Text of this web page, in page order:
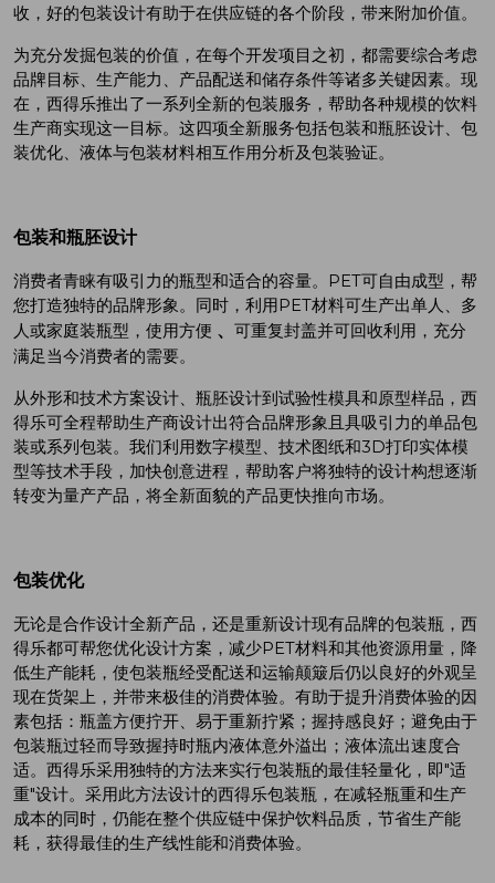
收，好的包装设计有助于在供应链的各个阶段，带来附加价值。
为充分发掘包装的价值，在每个开发项目之初，都需要综合考虑
品牌目标、生产能力、产品配送和储存条件等诸多关键因素。现
在，西得乐推出了一系列全新的包装服务，帮助各种规模的饮料
生产商实现这一目标。这四项全新服务包括包装和瓶胚设计、包
装优化、液体与包装材料相互作用分析及包装验证。
包装和瓶胚设计
消费者青睐有吸引力的瓶型和适合的容量。PET可自由成型，帮
您打造独特的品牌形象。同时，利用PET材料可生产出单人、多
人或家庭装瓶型，使用方便 、 可重复封盖并可回收利用，充分
满足当今消费者的需要。
从外形和技术方案设计、瓶胚设计到试验性模具和原型样品，西
得乐可全程帮助生产商设计出符合品牌形象且具吸引力的单品包
装或系列包装。我们利用数字模型、技术图纸和3D打印实体模
型等技术手段，加快创意进程，帮助客户将独特的设计构想逐渐
转变为量产产品，将全新面貌的产品更快推向市场。
包装优化
无论是合作设计全新产品，还是重新设计现有品牌的包装瓶，西
得乐都可帮您优化设计方案，减少PET材料和其他资源用量，降
低生产能耗，使包装瓶经受配送和运输颠簸后仍以良好的外观呈
现在货架上，并带来极佳的消费体验。有助于提升消费体验的因
素包括：瓶盖方便拧开、易于重新拧紧；握持感良好；避免由于
包装瓶过轻而导致握持时瓶内液体意外溢出；液体流出速度合
适。西得乐采用独特的方法来实行包装瓶的最佳轻量化，即"适
重"设计。采用此方法设计的西得乐包装瓶，在减轻瓶重和生产
成本的同时，仍能在整个供应链中保护饮料品质，节省生产能
耗，获得最佳的生产线性能和消费体验。